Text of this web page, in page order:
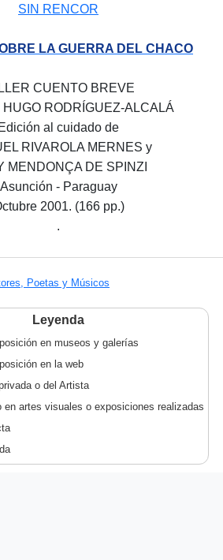
SIN RENCOR
LA GUERRA DEL CHACO
CUENTO BREVE
HUGO RODRÍGUEZ-ALCALÁ
Edición al cuidado de
RIVAROLA MERNES y
MENDONÇA DE SPINZI
Asunción - Paraguay
2001. (166 pp.)
.
Poetas y Músicos
Leyenda
en museos y galerías
en la web
o del Artista
en artes visuales o exposiciones realizadas